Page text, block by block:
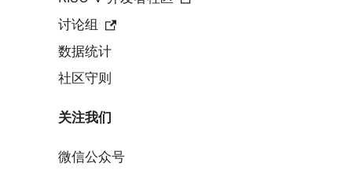
讨论组
数据统计
社区守则
关注我们
微信公众号